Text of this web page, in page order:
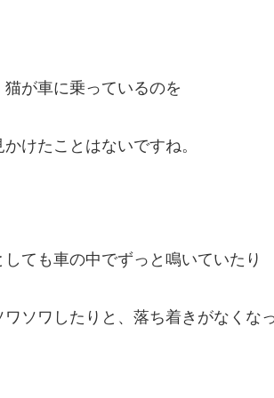
猫が車に乗っているのを
けたことはないですね。
しても車の中でずっと鳴いていたり
ソワしたりと、落ち着きがなくな